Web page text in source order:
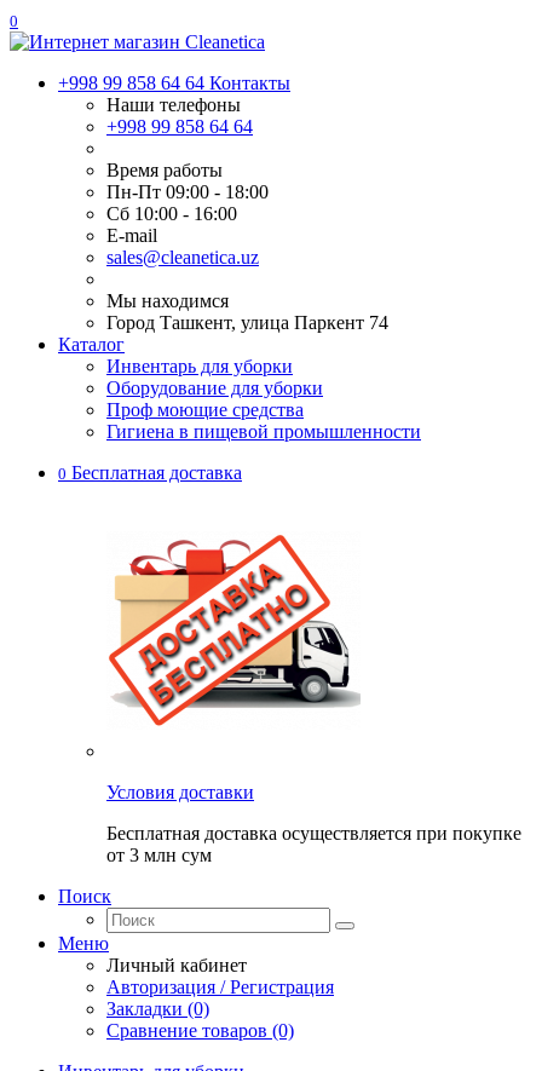
0
+998 99 858 64 64 Контакты
Наши телефоны
+998 99 858 64 64
Время работы
Пн-Пт 09:00 - 18:00
Сб 10:00 - 16:00
E-mail
sales@cleanetica.uz
Мы находимся
Город Ташкент, улица Паркент 74
Каталог
Инвентарь для уборки
Оборудование для уборки
Проф моющие средства
Гигиена в пищевой промышленности
0 Бесплатная доставка
Условия доставки
Бесплатная доставка осуществляется при покупке
от 3 млн сум
Поиск
Меню
Личный кабинет
Авторизация / Регистрация
Закладки (0)
Сравнение товаров (0)